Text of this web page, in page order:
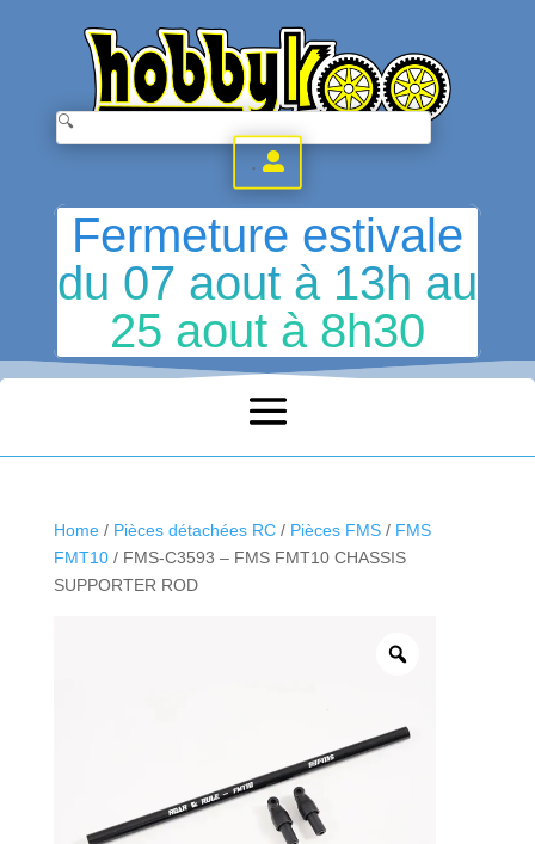
.
Fermeture estivale
du 07 aout à 13h au
25 aout à 8h30
Home/ Pièces détachées RC/ Pièces FMS/ FMS
FMT10/ FMS-C3593 – FMS FMT10 CHASSIS
SUPPORTER ROD